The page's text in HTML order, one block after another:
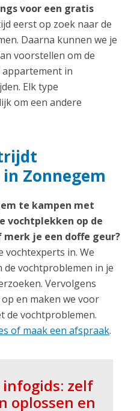
voor een gratis
eerst op zoek naar de
Daarna kunnen we je
voorstellen om de
in
Elk type
om een andere
Zonnegem
te kampen met
vochtplekken op de
je een doffe geur?
vochtexperts in. We
de vochtproblemen in je
Vervolgens
en maken we voor
de vochtproblemen.
of maak een afspraak.
infogids: zelf
oplossen en